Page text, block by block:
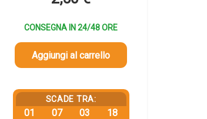
CONSEGNA IN 24/48 ORE
Aggiungi al carrello
SCADE TRA:
01 07 03 17